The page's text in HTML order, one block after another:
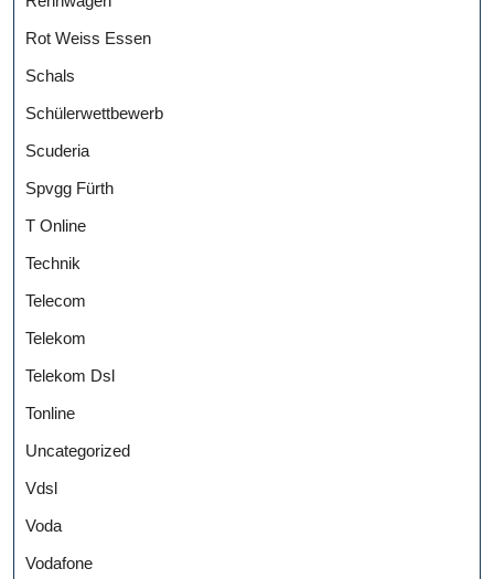
Rot Weiss Essen
Schals
Schülerwettbewerb
Scuderia
Spvgg Fürth
T Online
Technik
Telecom
Telekom
Telekom Dsl
Tonline
Uncategorized
Vdsl
Voda
Vodafone